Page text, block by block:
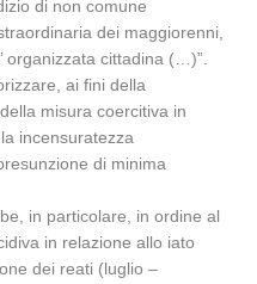
di non comune
dei maggiorenni,
organizzata cittadina (…)”.
ai fini della
misura coercitiva in
incensuratezza
di minima
in particolare, in ordine al
in relazione allo iato
dei reati (luglio –